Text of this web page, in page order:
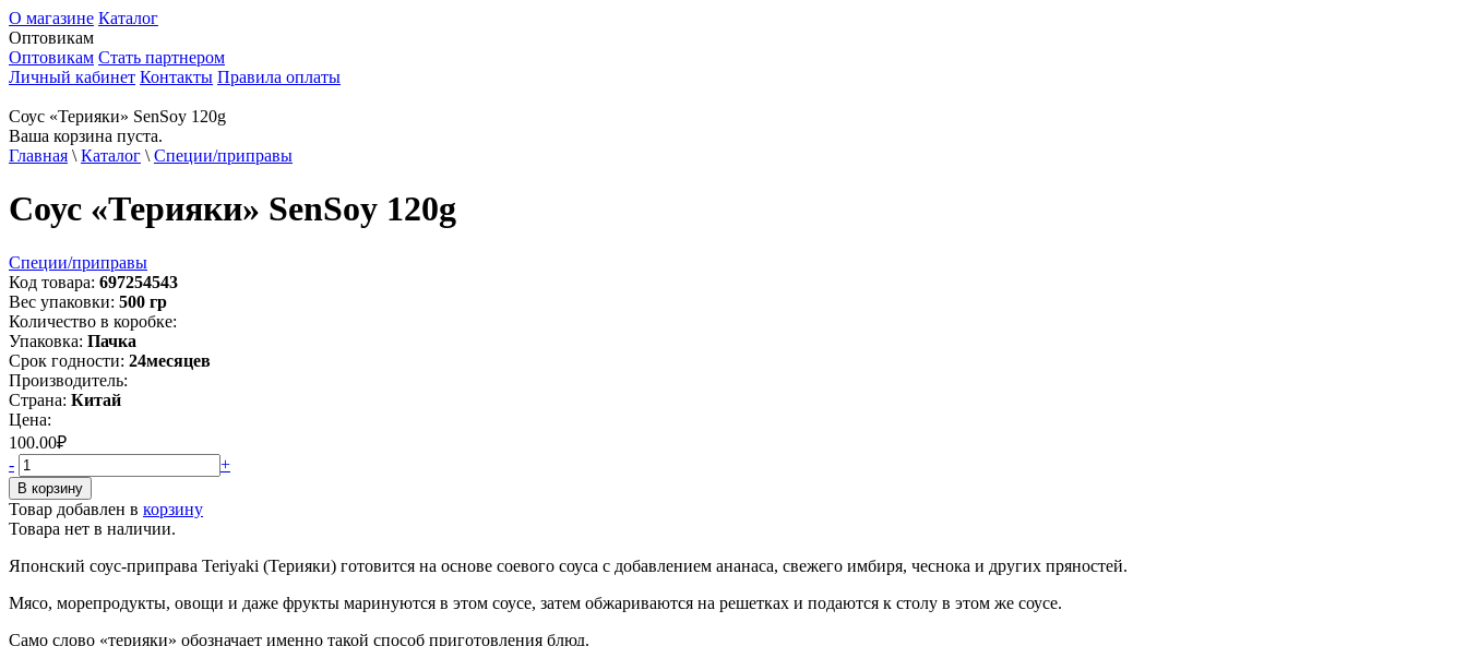
О магазине Каталог
Оптовикам
Оптовикам Стать партнером
Личный кабинет Контакты Правила оплаты
Соус «Терияки» SenSoy 120g
Ваша корзина пуста.
Главная \ Каталог \ Специи/приправы
Соус «Терияки» SenSoy 120g
Специи/приправы
Код товара: 697254543
Вес упаковки: 500 гр
Количество в коробке:
Упаковка: Пачка
Срок годности: 24месяцев
Производитель:
Страна: Китай
Цена:
100.00₽
-
+
Товар добавлен в корзину
Товара нет в наличии.
Японский соус-приправа Teriyaki (Терияки) готовится на основе соевого соуса с добавлением ананаса, свежего имбиря, чеснока и других пряностей.
Мясо, морепродукты, овощи и даже фрукты маринуются в этом соусе, затем обжариваются на решетках и подаются к столу в этом же соусе.
Само слово «терияки» обозначает именно такой способ приготовления блюд.